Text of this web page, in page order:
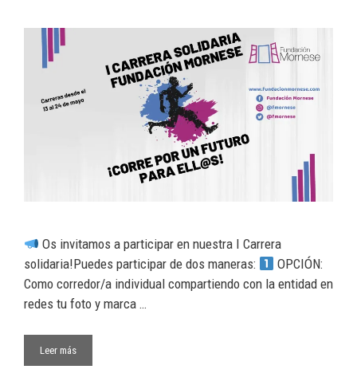
Os invitamos a participar en nuestra I Carrera
solidaria!Puedes participar de dos maneras:
OPCIÓN:
Como corredor/a individual compartiendo con la entidad en
redes tu foto y marca …
Leer más